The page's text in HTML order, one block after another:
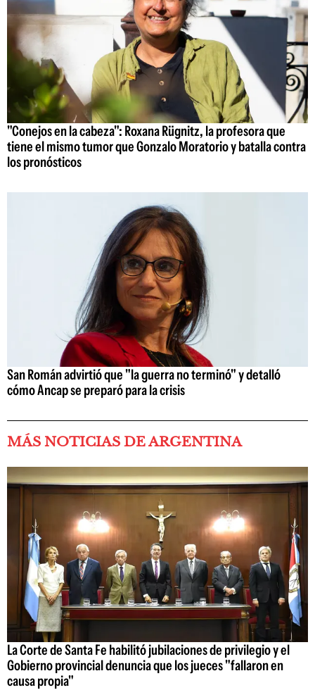
"Conejos en la cabeza": Roxana Rügnitz, la profesora que
tiene el mismo tumor que Gonzalo Moratorio y batalla contra
los pronósticos
San Román advirtió que "la guerra no terminó" y detalló
cómo Ancap se preparó para la crisis
MÁS NOTICIAS DE ARGENTINA
La Corte de Santa Fe habilitó jubilaciones de privilegio y el
Gobierno provincial denuncia que los jueces "fallaron en
causa propia"